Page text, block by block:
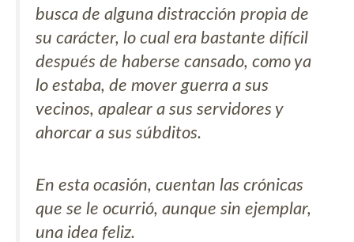
busca de alguna distracción propia de
su carácter, lo cual era bastante difícil
después de haberse cansado, como ya
lo estaba, de mover guerra a sus
vecinos, apalear a sus servidores y
ahorcar a sus súbditos.
En esta ocasión, cuentan las crónicas
que se le ocurrió, aunque sin ejemplar,
una idea feliz.